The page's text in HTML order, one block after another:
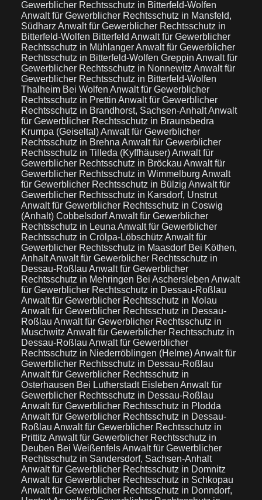
Gewerblicher Rechtsschutz in Bitterfeld-Wolfen
Anwalt für Gewerblicher Rechtsschutz in Mansfeld,
Südharz Anwalt für Gewerblicher Rechtsschutz in
Bitterfeld-Wolfen Bitterfeld Anwalt für Gewerblicher
Rechtsschutz in MühlangerAnwalt für Gewerblicher
Rechtsschutz in Bitterfeld-Wolfen Greppin Anwalt für
Gewerblicher Rechtsschutz in Nonnewitz Anwalt für
Gewerblicher Rechtsschutz in Bitterfeld-Wolfen
Thalheim Bei Wolfen Anwalt für Gewerblicher
Rechtsschutz in Prettin Anwalt für Gewerblicher
Rechtsschutz in Brandhorst, Sachsen-AnhaltAnwalt
für Gewerblicher Rechtsschutz in Braunsbedra
Krumpa (Geiseltal)Anwalt für Gewerblicher
Rechtsschutz in Brehna Anwalt für Gewerblicher
Rechtsschutz in Tilleda (Kyffhäuser)Anwalt für
Gewerblicher Rechtsschutz in Bröckau Anwalt für
Gewerblicher Rechtsschutz in Wimmelburg Anwalt
für Gewerblicher Rechtsschutz in Bülzig Anwalt für
Gewerblicher Rechtsschutz in Karsdorf, Unstrut
Anwalt für Gewerblicher Rechtsschutz in Coswig
(Anhalt) CobbelsdorfAnwalt für Gewerblicher
Rechtsschutz in Leuna Anwalt für Gewerblicher
Rechtsschutz in Crölpa-Löbschütz Anwalt für
Gewerblicher Rechtsschutz in Maasdorf Bei Köthen,
AnhaltAnwalt für Gewerblicher Rechtsschutz in
Dessau-Roßlau Anwalt für Gewerblicher
Rechtsschutz in Mehringen Bei Aschersleben Anwalt
für Gewerblicher Rechtsschutz in Dessau-Roßlau
Anwalt für Gewerblicher Rechtsschutz in Molau
Anwalt für Gewerblicher Rechtsschutz in Dessau-
Roßlau Anwalt für Gewerblicher Rechtsschutz in
Muschwitz Anwalt für Gewerblicher Rechtsschutz in
Dessau-Roßlau Anwalt für Gewerblicher
Rechtsschutz in Niederröblingen (Helme)Anwalt für
Gewerblicher Rechtsschutz in Dessau-Roßlau
Anwalt für Gewerblicher Rechtsschutz in
Osterhausen Bei Lutherstadt Eisleben Anwalt für
Gewerblicher Rechtsschutz in Dessau-Roßlau
Anwalt für Gewerblicher Rechtsschutz in Plodda
Anwalt für Gewerblicher Rechtsschutz in Dessau-
Roßlau Anwalt für Gewerblicher Rechtsschutz in
Prittitz Anwalt für Gewerblicher Rechtsschutz in
Deuben Bei WeißenfelsAnwalt für Gewerblicher
Rechtsschutz in Sandersdorf, Sachsen-Anhalt
Anwalt für Gewerblicher Rechtsschutz in Domnitz
Anwalt für Gewerblicher Rechtsschutz in Schkopau
Anwalt für Gewerblicher Rechtsschutz in Donndorf,